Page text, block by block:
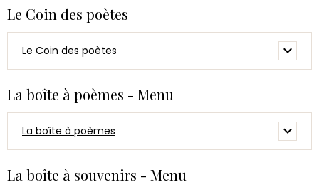
Le Coin des poètes
Le Coin des poètes
La boîte à poèmes - Menu
La boîte à poèmes
La boîte à souvenirs - Menu